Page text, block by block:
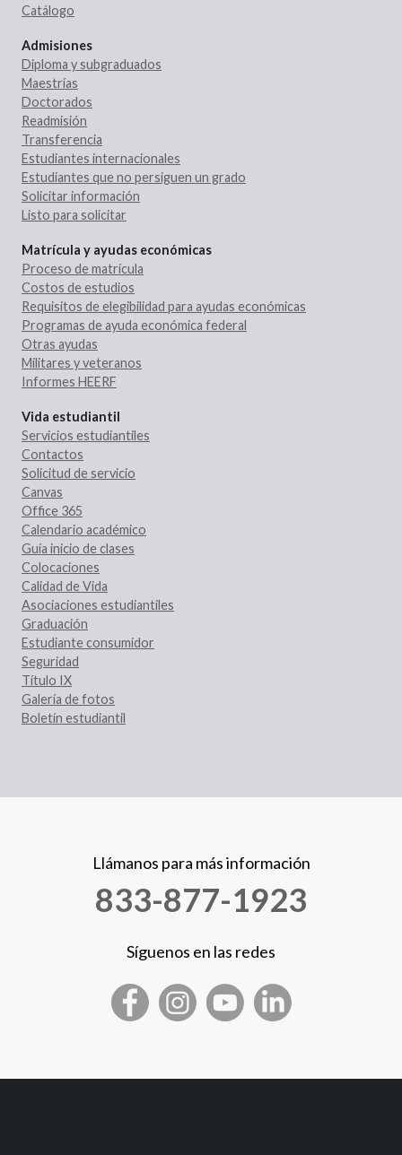
Catálogo
Admisiones
Diploma y subgraduados
Maestrías
Doctorados
Readmisión
Transferencia
Estudiantes internacionales
Estudiantes que no persiguen un grado
Solicitar información
Listo para solicitar
Matrícula y ayudas económicas
Proceso de matrícula
Costos de estudios
Requisitos de elegibilidad para ayudas económicas
Programas de ayuda económica federal
Otras ayudas
Militares y veteranos
Informes HEERF
Vida estudiantil
Servicios estudiantiles
Contactos
Solicitud de servicio
Canvas
Office 365
Calendario académico
Guía inicio de clases
Colocaciones
Calidad de Vida
Asociaciones estudiantiles
Graduación
Estudiante consumidor
Seguridad
Título IX
Galería de fotos
Boletín estudiantil
Llámanos para más información
833-877-1923
Síguenos en las redes